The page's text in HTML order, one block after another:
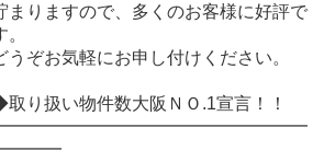
まりますので、多くのお客様に好評で
。
うぞお気軽にお申し付けください。
り扱い物件数大阪ＮＯ.1宣言！！